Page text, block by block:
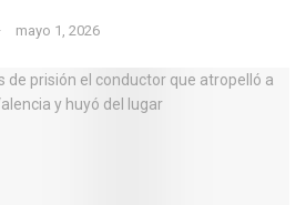
mayo 1, 2026